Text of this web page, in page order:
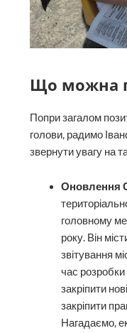
Що можна
Попри загалом
голови, радимо
звернути увагу на
Оновлення
головному
року. Він
звітування
час розробки
закріпити
закріпити
Нагадаємо,